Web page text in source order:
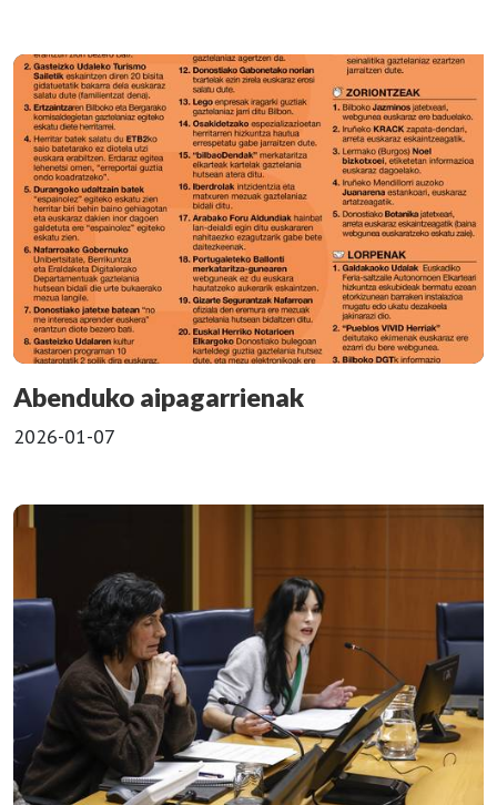
Abenduko aipagarrienak
2026-01-07